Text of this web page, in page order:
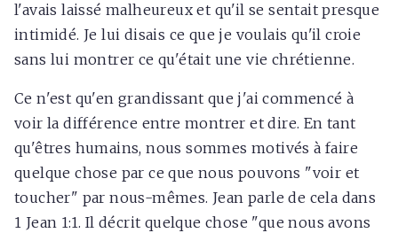
l'avais laissé malheureux et qu'il se sentait presque
intimidé. Je lui disais ce que je voulais qu'il croie
sans lui montrer ce qu'était une vie chrétienne.
Ce n'est qu'en grandissant que j'ai commencé à
voir la différence entre montrer et dire. En tant
qu'êtres humains, nous sommes motivés à faire
quelque chose par ce que nous pouvons "voir et
toucher" par nous-mêmes. Jean parle de cela dans
1 Jean 1:1. Il décrit quelque chose "que nous avons